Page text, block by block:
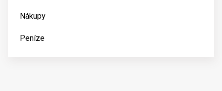
Nákupy
Peníze